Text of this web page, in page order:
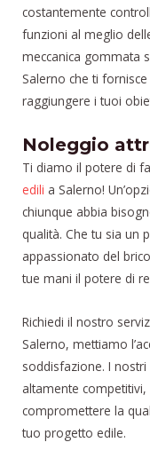
costantemente
funzioni al meglio
meccanica gommata
Salerno che ti
raggiungere i tuoi
Noleggio
Ti diamo il potere di
edili a Salerno!
chiunque abbia
qualità. Che tu sia un
appassionato del
tue mani il potere di
Richiedi il nostro
Salerno, mettiamo
soddisfazione. I
altamente
compromettere la
tuo progetto edile.